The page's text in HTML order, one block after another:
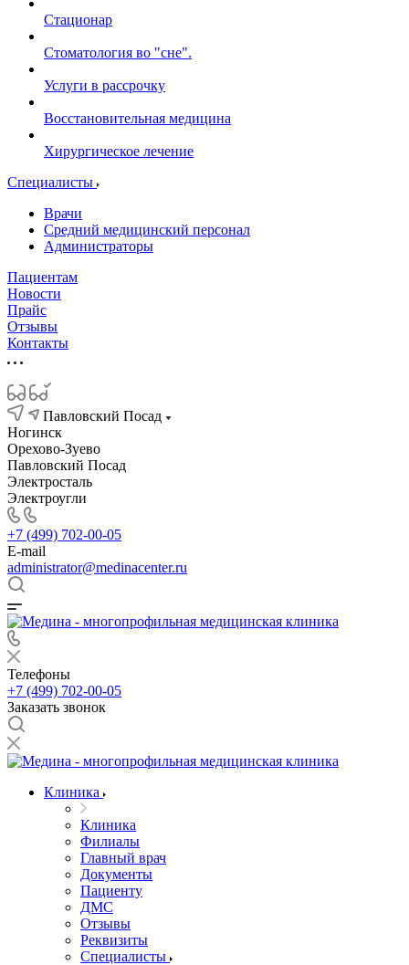
Стационар
Стоматология во "сне".
Услуги в рассрочку
Восстановительная медицина
Хирургическое лечение
Специалисты
Врачи
Средний медицинский персонал
Администраторы
Пациентам
Новости
Прайс
Отзывы
Контакты
Павловский Посад
Ногинск
Орехово-Зуево
Павловский Посад
Электросталь
Электроугли
+7 (499) 702-00-05
E-mail
administrator@medinacenter.ru
Телефоны
+7 (499) 702-00-05
Заказать звонок
Клиника
Клиника
Филиалы
Главный врач
Документы
Пациенту
ДМС
Отзывы
Реквизиты
Специалисты